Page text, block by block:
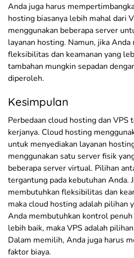
Anda juga harus
hosting biasanya lebih mahal dari
menggunakan beberapa server
layanan hosting. Namun, jika
fleksibilitas dan keamanan yang
tambahan mungkin sepadan
diperoleh.
Kesimpulan
Perbedaan cloud hosting dan VPS
kerjanya. Cloud hosting
untuk menyediakan layanan
menggunakan satu server fisik
beberapa server virtual. Pilihan
tergantung pada kebutuhan Anda.
membutuhkan fleksibilitas dan
maka cloud hosting adalah pilihan
Anda membutuhkan kontrol penuh
lebih baik, maka VPS adalah
Dalam memilih, Anda juga harus
faktor biaya.